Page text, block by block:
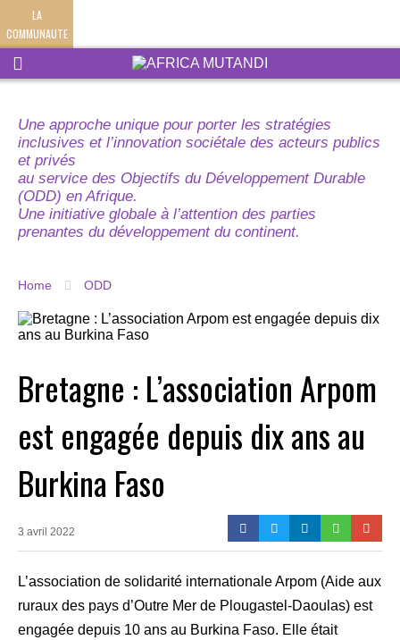
LA
COMMUNAUTE
Une approche unique pour porter les stratégies
inclusives et l’innovation sociétale des acteurs publics
et privés
au service des Objectifs du Développement Durable
(ODD) en Afrique.
Une initiative globale à l’attention des parties
prenantes du développement du continent.
Home ODD
Bretagne : L’association Arpom
est engagée depuis dix ans au
Burkina Faso
3 avril 2022
L’association de solidarité internationale Arpom (Aide aux
ruraux des pays d’Outre Mer de Plougastel-Daoulas) est
engagée depuis 10 ans au Burkina Faso. Elle était